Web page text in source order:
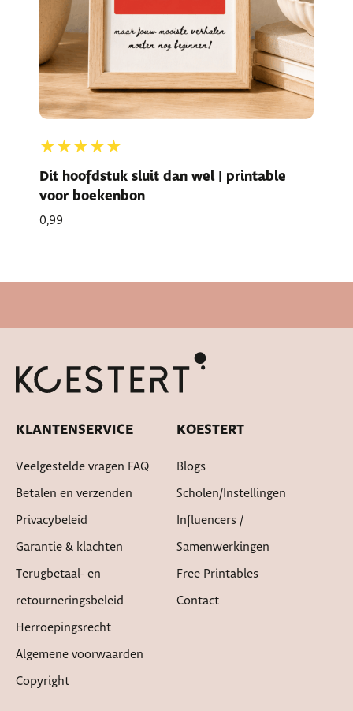
★★★★★
Dit hoofdstuk sluit dan wel | printable
voor boekenbon
0,99
Cadeautje bij bestelling
KLANTENSERVICE
Veelgestelde vragen FAQ
Betalen en verzenden
Privacybeleid
Garantie & klachten
Terugbetaal- en
retourneringsbeleid
Herroepingsrecht
Algemene voorwaarden
Copyright
KOESTERT
Blogs
Scholen/instellingen
Influencers /
Samenwerkingen
Free Printables
Contact